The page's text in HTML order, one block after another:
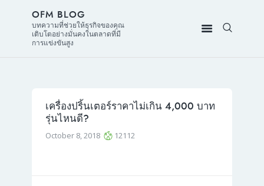
OFM BLOG
บทความที่ช่วยให้ธุรกิจของคุณ
เติบโตอย่างมั่นคงในตลาดที่มี
การแข่งขันสูง
เครื่องปริ้นเตอร์ราคาไม่เกิน 4,000 บาท
รุ่นไหนดี?
October 8, 2018 12112